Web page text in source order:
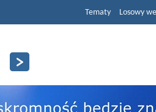
Tematy Losowy